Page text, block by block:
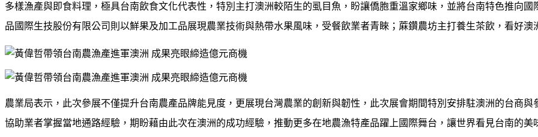
多樣漁產與即食料理，極具台南飲食文化代表性，特別主打澳洲較陌生的虱目魚，盼讓僑胞重溫家鄉味，並將台南特色推向
品國際生技股份有限公司則以鮮果及加工品展現農業技術與熱帶水果風味，受餐飲業者青睞；蔴鑽農坊主打養生茶飲，看好
農業局表示，此次參展不僅提升台南農產品牌能見度，更展現台灣農業的創新與韌性，此次展會期間特別安排駐澳洲的台商
協助業者掌握當地通路經驗，期盼藉由此次在澳洲的成功經驗，推動更多在地農漁特產品躍上國際舞台，讓世界看見台南的美